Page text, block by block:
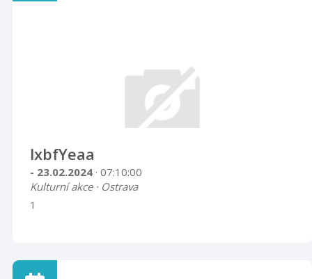
lxbfYeaa
- 23.02.2024 · 07:10:00
Kulturní akce · Ostrava
1